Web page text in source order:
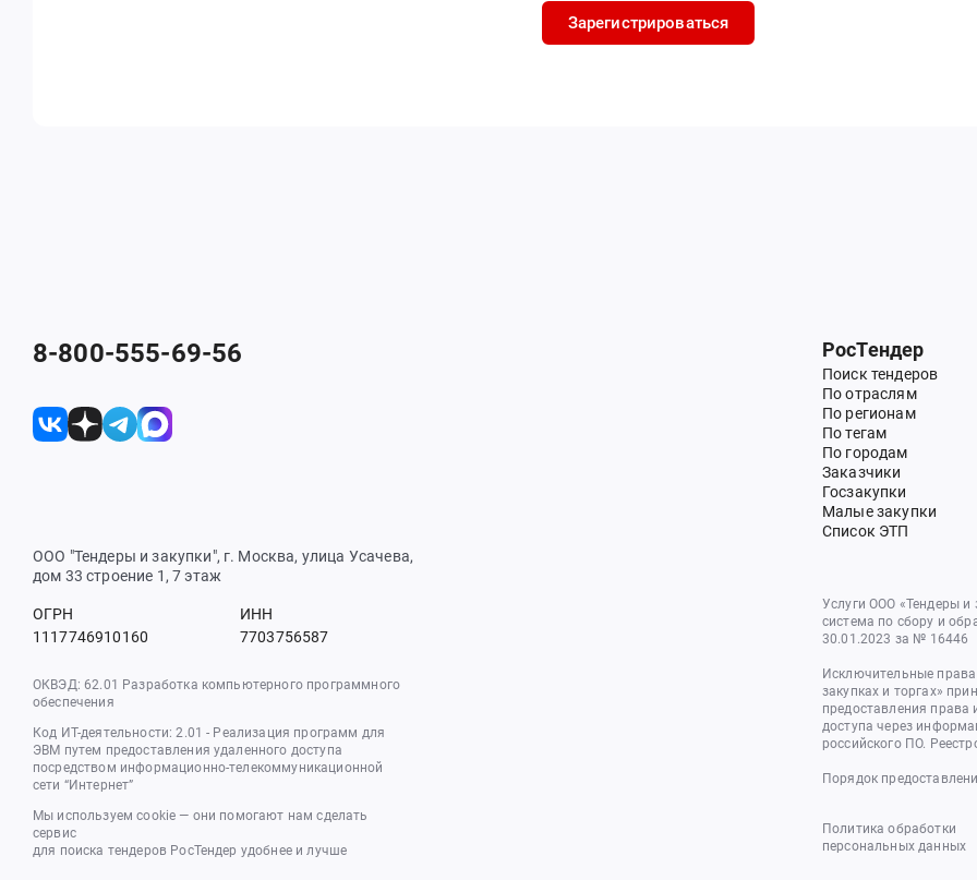
Зарегистрироваться
8-800-555-69-56
ООО "Тендеры и закупки", г. Москва, улица Усачева,
дом 33 строение 1, 7 этаж
ОГРН
1117746910160
ИНН
7703756587
ОКВЭД: 62.01 Разработка компьютерного программного
обеспечения
Код ИТ-деятельности: 2.01 - Реализация программ для
ЭВМ путем предоставления удаленного доступа
посредством информационно-телекоммуникационной
сети “Интернет”
Мы используем cookie — они помогают нам сделать
сервис
для поиска тендеров РосТендер удобнее и лучше
РосТендер
Поиск тендеров
По отраслям
По регионам
По тегам
По городам
Заказчики
Госзакупки
Малые закупки
Список ЭТП
Услуги ООО «Тендеры
система по сбору и
30.01.2023 за № 16446
Исключительные
закупках и торгах»
предоставления права
доступа через
российского ПО.
Порядок
Политика обработки
персональных данных